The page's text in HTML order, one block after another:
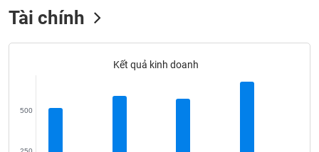
Tài chính
Kết quả kinh doanh
500
khoán
(-)
Chứng
(-)